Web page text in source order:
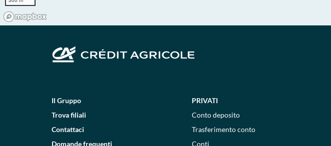
Il Gruppo
Trova filiali
Contattaci
Domande frequenti
PRIVATI
Conto deposito
Trasferimento conto
Conti